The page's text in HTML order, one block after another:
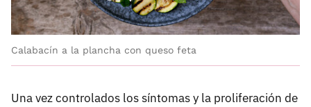
Calabacín a la plancha con queso feta
Una vez controlados los síntomas y la proliferación de